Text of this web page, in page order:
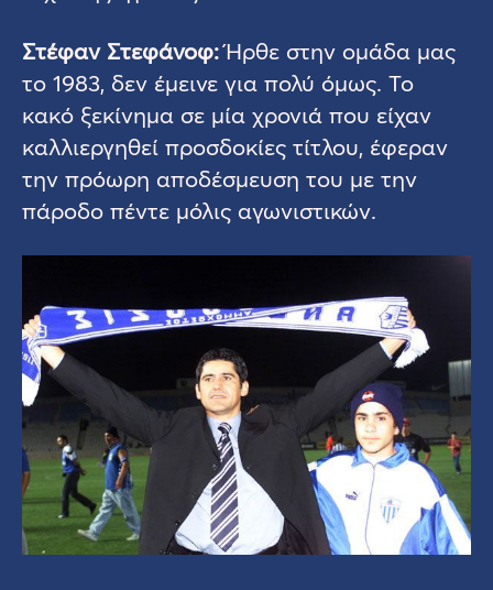
Στέφαν Στεφάνοφ:Ήρθε στην ομάδα μας
το 1983, δεν έμεινε για πολύ όμως. Το
κακό ξεκίνημα σε μία χρονιά που είχαν
καλλιεργηθεί προσδοκίες τίτλου, έφεραν
την πρόωρη αποδέσμευση του με την
πάροδο πέντε μόλις αγωνιστικών.